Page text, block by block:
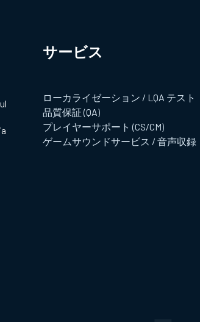
サービス​
ローカライゼーション / LQA テスト
品質保証 (QA)
プレイヤーサポート (CS/CM)
ゲームサウンドサービス / 音声収録